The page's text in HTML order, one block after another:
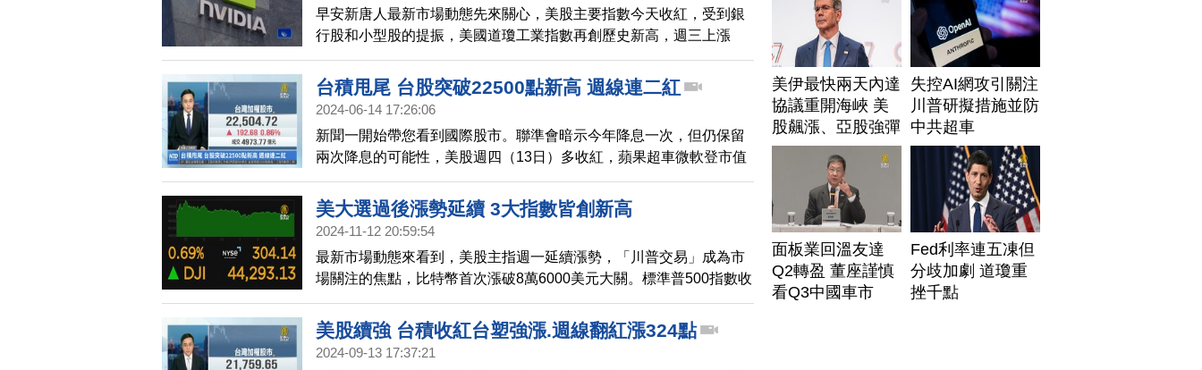
（24日）日圓匯價來到多月來高點，日股收盤跌1.1%，連六個月下
跌。凱米颱風襲台，今天（24日）
早安新唐人最新市場動態先來關心，美股主要指數今天收紅，受到銀
行股和小型股的提振，美國道瓊工業指數再創歷史新高，週三上漲
337點，標普500距離歷史高點，僅一步之遙，費半上漲0.21%，輝達
回血漲3.13％，台積電ADR漲0.19%。
台積甩尾 台股突破22500點新高 週線連二紅
2024-06-14 17:26:06
新聞一開始帶您看到國際股市。聯準會暗示今年降息一次，但仍保留
兩次降息的可能性，美股週四（13日）多收紅，蘋果超車微軟登市值
王，輝達再創新高。標普500指數微升超過0.2%，收在歷史高峰，那
斯達克指數上漲約0.3%，連續第四個交易日寫下新高紀錄。台股今天
（14日）多頭旺盛，終場台積電、鴻海甩尾翻紅，上漲192.68點，台
新高。台股週線上漲646.34點、連兩周上漲。分析指出，中長線來看
確定經濟前景基調後，今年到2025年有機會進入降息循環，
美大選過後漲勢延續 3大指數皆創新高
2024-11-12 20:59:54
最新市場動態來看到，美股主指週一延續漲勢，「川普交易」成為市
場關注的焦點，比特幣首次漲破8萬6000美元大關。標準普500指數收
盤突破6千點，道瓊指數首次突破4萬4千點、那斯達克收在1萬9千點
298點，三大指數都創新高，不過，輝達跌1.16％，台積電ADR跌
3.55％。
美股續強 台積收紅台塑強漲.週線翻紅漲324點
2024-09-13 17:37:21
美伊最快兩天內達
協議重開海峽 美
股飆漲、亞股強彈
失控AI網攻引關注
川普研擬措施並防
中共超車
面板業回溫友達
Q2轉盈 董座謹慎
看Q3中國車市
Fed利率連五凍但
分歧加劇 道瓊重
挫千點